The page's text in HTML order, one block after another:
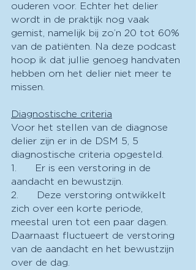
ouderen voor. Echter het delier
wordt in de praktijk nog vaak
gemist, namelijk bij zo’n 20 tot 60%
van de patiënten. Na deze podcast
hoop ik dat jullie genoeg handvaten
hebben om het delier niet meer te
missen.
Diagnostische criteria
Voor het stellen van de diagnose
delier zijn er in de DSM 5, 5
diagnostische criteria opgesteld.
1.      Er is een verstoring in de
aandacht en bewustzijn.
2.      Deze verstoring ontwikkelt
zich over een korte periode,
meestal uren tot een paar dagen.
Daarnaast fluctueert de verstoring
van de aandacht en het bewustzijn
over de dag.